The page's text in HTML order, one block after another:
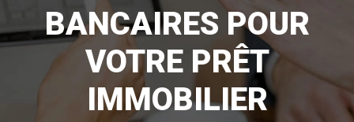
BANCAIRES POUR
VOTRE PRÊT
IMMOBILIER